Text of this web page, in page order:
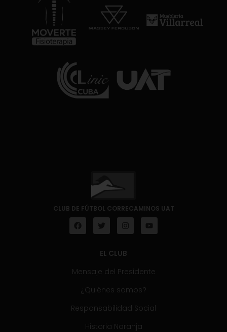
CLUB DE FÚTBOL CORRECAMINOS UAT
EL CLUB
Mensaje del Presidente
¿Quiénes somos?
Responsabilidad Social
Historia Naranja